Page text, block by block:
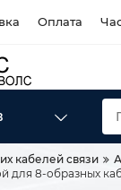
Оплата
кабелей связи
для 8-образных